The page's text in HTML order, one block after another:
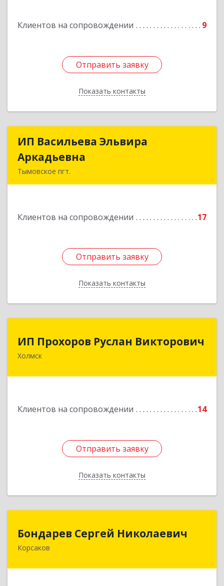
Клиентов на сопровождении 9
Отправить заявку
Показать контакты
Отправить заявку
Назад
ИП Васильева Эльвира
Аркадьевна
Тымовское пгт.
Клиентов на сопровождении 17
Отправить заявку
Показать контакты
ИП Васильева Эльвира
Отправить заявку
Назад
ИП Прохоров Руслан Викторович
Холмск
Клиентов на сопровождении 14
Отправить заявку
Показать контакты
694620, Сахалинская обл, Холмский р-н, Холмск
Отправить заявку
Назад
Бондарев Сергей Николаевич
Корсаков
Бондарев Сергей Николаевич